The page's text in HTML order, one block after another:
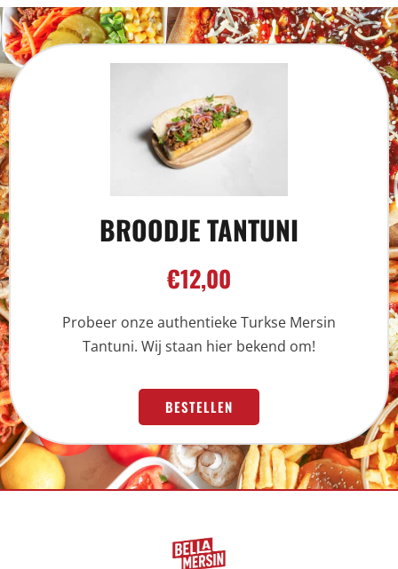
BROODJE TANTUNI
€12,00
Probeer onze authentieke Turkse Mersin
Tantuni. Wij staan hier bekend om!
BESTELLEN